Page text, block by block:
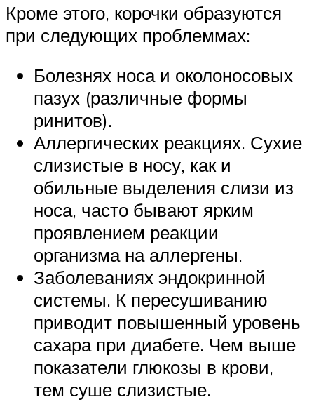
Кроме этого, корочки образуются
при следующих проблеммах:
Болезнях носа и околоносовых
пазух (различные формы
ринитов).
Аллергических реакциях. Сухие
слизистые в носу, как и
обильные выделения слизи из
носа, часто бывают ярким
проявлением реакции
организма на аллергены.
Заболеваниях эндокринной
системы. К пересушиванию
приводит повышенный уровень
сахара при диабете. Чем выше
показатели глюкозы в крови,
тем суше слизистые.